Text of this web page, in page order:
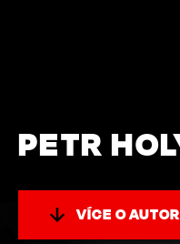
PETR
VÍCE O